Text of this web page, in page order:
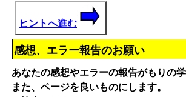
ヒントへ進む
感想、エラー報告のお願い
あなたの感想やエラーの報告がもりの
また、ページを良いものにします。